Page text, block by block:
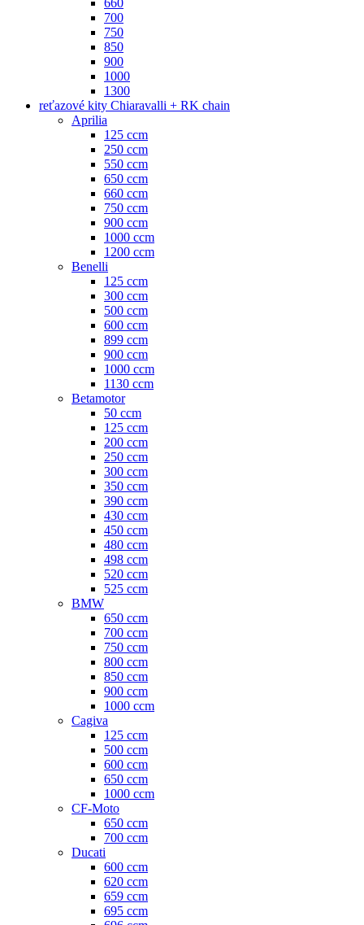
660
700
750
850
900
1000
1300
reťazové kity Chiaravalli + RK chain
Aprilia
125 ccm
250 ccm
550 ccm
650 ccm
660 ccm
750 ccm
900 ccm
1000 ccm
1200 ccm
Benelli
125 ccm
300 ccm
500 ccm
600 ccm
899 ccm
900 ccm
1000 ccm
1130 ccm
Betamotor
50 ccm
125 ccm
200 ccm
250 ccm
300 ccm
350 ccm
390 ccm
430 ccm
450 ccm
480 ccm
498 ccm
520 ccm
525 ccm
BMW
650 ccm
700 ccm
750 ccm
800 ccm
850 ccm
900 ccm
1000 ccm
Cagiva
125 ccm
500 ccm
600 ccm
650 ccm
1000 ccm
CF-Moto
650 ccm
700 ccm
Ducati
600 ccm
620 ccm
659 ccm
695 ccm